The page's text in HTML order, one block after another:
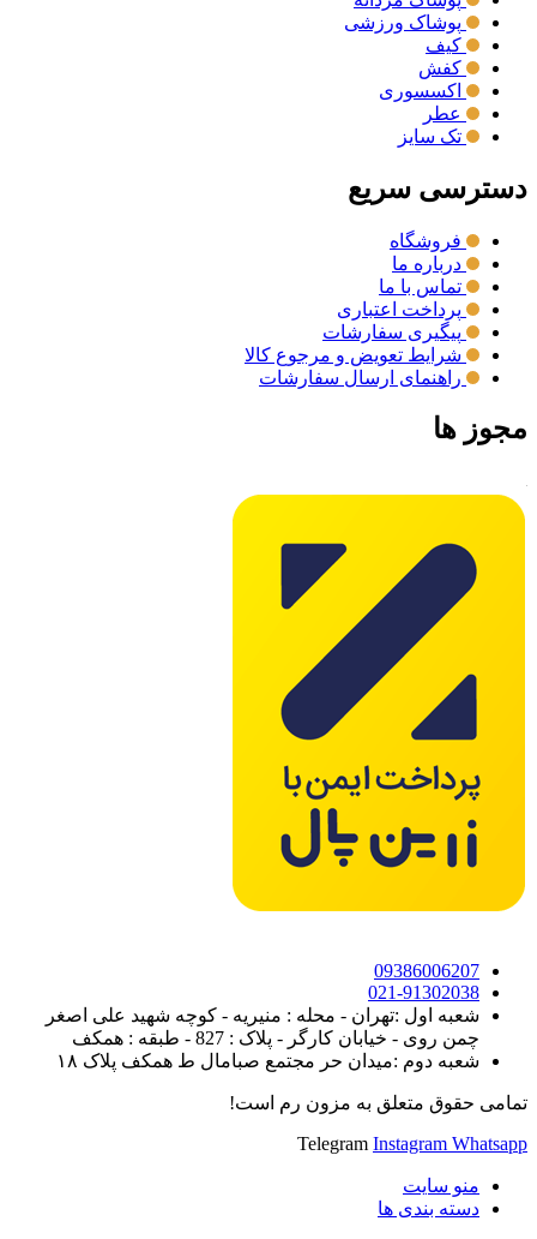
پوشاک ورزشی
کیف
کفش
اکسسوری
عطر
تک سایز
دسترسی سریع
فروشگاه
درباره ما
تماس با ما
پرداخت اعتباری
پیگیری سفارشات
شرایط تعویض و مرجوع کالا
راهنمای ارسال سفارشات
مجوز ها
09386006207
021-91302038
شعبه اول :تهران - محله : منیریه - کوچه شهید علی اصغر
چمن روی - خیابان کارگر - پلاک : 827 - طبقه : همکف
شعبه دوم :میدان حر مجتمع صبامال ط همکف پلاک ۱۸
تمامی حقوق متعلق به مزون رم است!
Telegram Instagram Whatsapp
منو سایت
دسته بندی ها